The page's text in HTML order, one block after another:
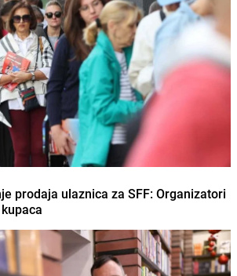
prodaja ulaznica za SFF: Organizatori